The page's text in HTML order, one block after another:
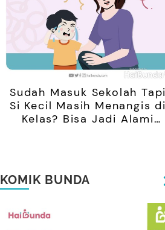
Sudah Masuk Sekolah Tapi
Si Kecil Masih Menangis di
Kelas? Bisa Jadi Alami
KOMIK BUNDA